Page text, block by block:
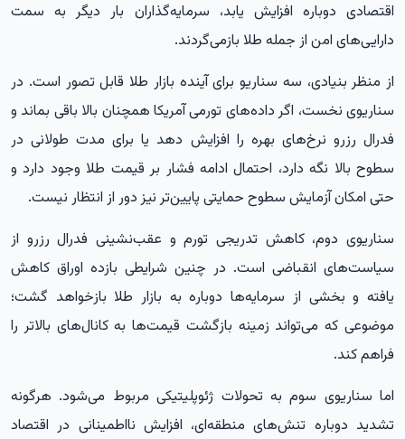
اقتصادی دوباره افزایش یابد، سرمایه‌گذاران بار دیگر به سمت
دارایی‌های امن از جمله طلا بازمی‌گردند.
از منظر بنیادی، سه سناریو برای آینده بازار طلا قابل تصور است. در
سناریوی نخست، اگر داده‌های تورمی آمریکا همچنان بالا باقی بماند و
فدرال رزرو نرخ‌های بهره را افزایش دهد یا برای مدت طولانی در
سطوح بالا نگه دارد، احتمال ادامه فشار بر قیمت طلا وجود دارد و
حتی امکان آزمایش سطوح حمایتی پایین‌تر نیز دور از انتظار نیست.
سناریوی دوم، کاهش تدریجی تورم و عقب‌نشینی فدرال رزرو از
سیاست‌های انقباضی است. در چنین شرایطی بازده اوراق کاهش
یافته و بخشی از سرمایه‌ها دوباره به بازار طلا بازخواهد گشت؛
موضوعی که می‌تواند زمینه بازگشت قیمت‌ها به کانال‌های بالاتر را
فراهم کند.
اما سناریوی سوم به تحولات ژئوپلیتیکی مربوط می‌شود. هرگونه
تشدید دوباره تنش‌های منطقه‌ای، افزایش نااطمینانی در اقتصاد